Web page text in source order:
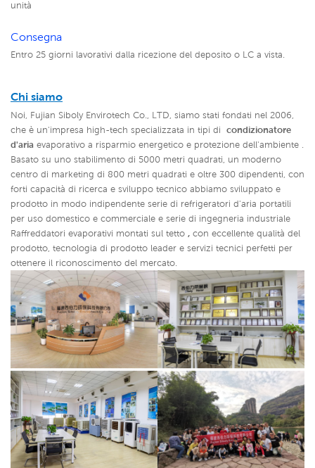
unità
Consegna
Entro 25 giorni lavorativi dalla ricezione del deposito o LC a vista.
Chi siamo
Noi, Fujian Siboly Envirotech Co., LTD, siamo stati fondati nel 2006,
che è un'impresa high-tech specializzata in tipi di condizionatore
d'aria evaporativo a risparmio energetico e protezione dell'ambiente .
Basato su uno stabilimento di 5000 metri quadrati, un moderno
centro di marketing di 800 metri quadrati e oltre 300 dipendenti, con
forti capacità di ricerca e sviluppo tecnico abbiamo sviluppato e
prodotto in modo indipendente serie di refrigeratori d'aria portatili
per uso domestico e commerciale e serie di ingegneria industriale
Raffreddatori evaporativi montati sul tetto , con eccellente qualità del
prodotto, tecnologia di prodotto leader e servizi tecnici perfetti per
ottenere il riconoscimento del mercato.